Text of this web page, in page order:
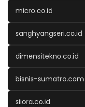
micro.co.id
sanghyangseri.co.id
dimensitekno.co.id
bisnis-sumatra.com
siiora.co.id